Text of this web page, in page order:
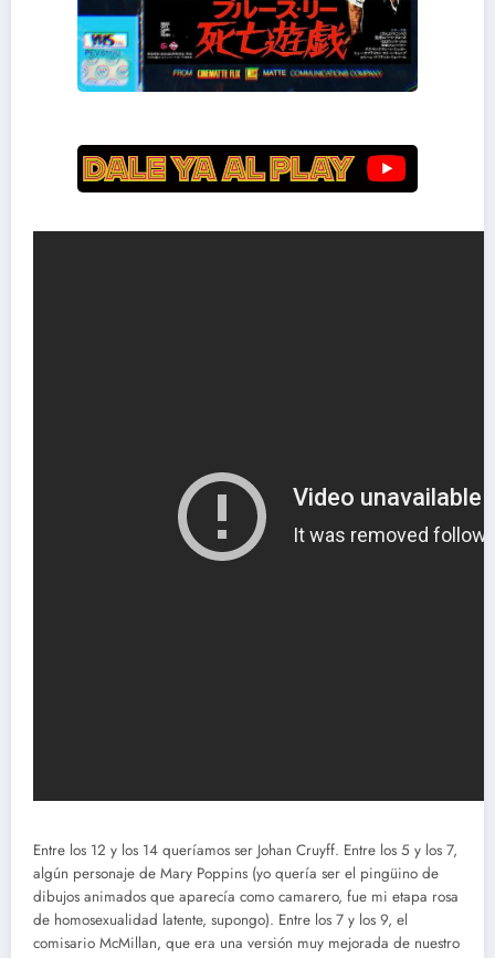
Entre los 12 y los 14 queríamos ser Johan Cruyff. Entre los 5 y los 7,
algún personaje de Mary Poppins (yo quería ser el pingüino de
dibujos animados que aparecía como camarero, fue mi etapa rosa
de homosexualidad latente, supongo). Entre los 7 y los 9, el
comisario McMillan, que era una versión muy mejorada de nuestro